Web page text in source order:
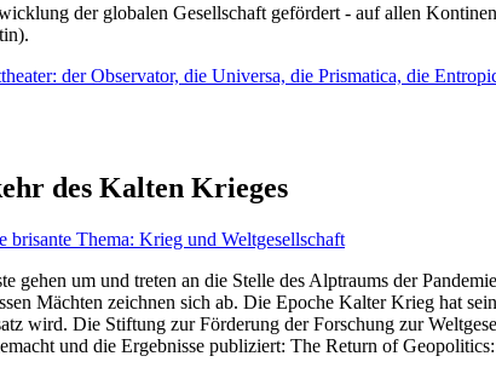
der globalen Gesellschaft gefördert - auf allen
der Observator, die Universa, die Prismatica, die
des Kalten Krieges
brisante Thema: Krieg und Weltgesellschaft
gehen um und treten an die Stelle des Alptraums der
Mächten zeichnen sich ab. Die Epoche Kalter Krieg hat
wird. Die Stiftung zur Förderung der Forschung zur
und die Ergebnisse publiziert: The Return of